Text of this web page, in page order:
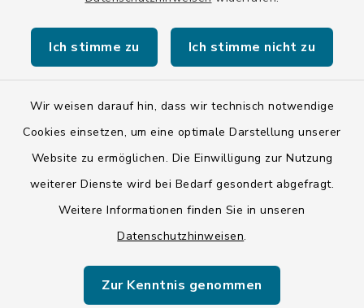
Ich stimme zu Ich stimme nicht zu
Wir weisen darauf hin, dass wir technisch notwendige
Cookies einsetzen, um eine optimale Darstellung unserer
Website zu ermöglichen. Die Einwilligung zur Nutzung
weiterer Dienste wird bei Bedarf gesondert abgefragt.
Weitere Informationen finden Sie in unseren
Datenschutzhinweisen.
Zur Kenntnis genommen
Kontakt
Barrierefreiheit
Datenschutz
ISIS 12